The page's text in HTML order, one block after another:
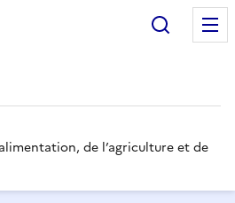
de l’agriculture et de